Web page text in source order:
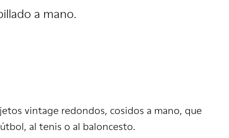
a mano.
vintage redondos, cosidos a mano, que
al tenis o al baloncesto.